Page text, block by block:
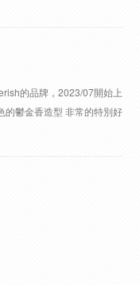
的品牌，2023/07開始上
的鬱金香造型 非常的特別好